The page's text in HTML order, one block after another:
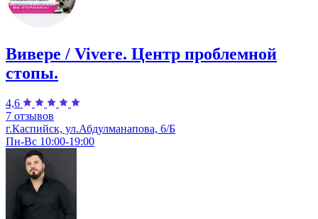
Вивере / Vivere. Центр проблемной
стопы.
4,6
7 отзывов
г.Каспийск, ул.Абдулманапова, 6/Б
Пн-Вс 10:00-19:00